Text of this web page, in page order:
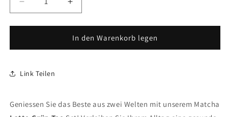
Verringere
die
Menge
Matcha
Grün
Mambo
Erhöhe
die
Menge
für
Matcha
Mambo
In den Warenkorb legen
Link Teilen
Geniessen Sie das Beste aus zwei Welten mit unserem Matcha